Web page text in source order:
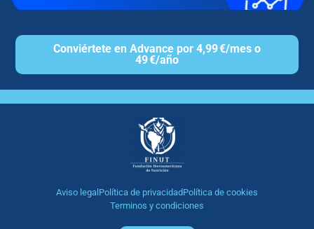
Conviértete en Advance por 4,99 €/mes o
49 €/año
Aviso legal Política de privacidadPolítica de cookies
Terminos y condiciones